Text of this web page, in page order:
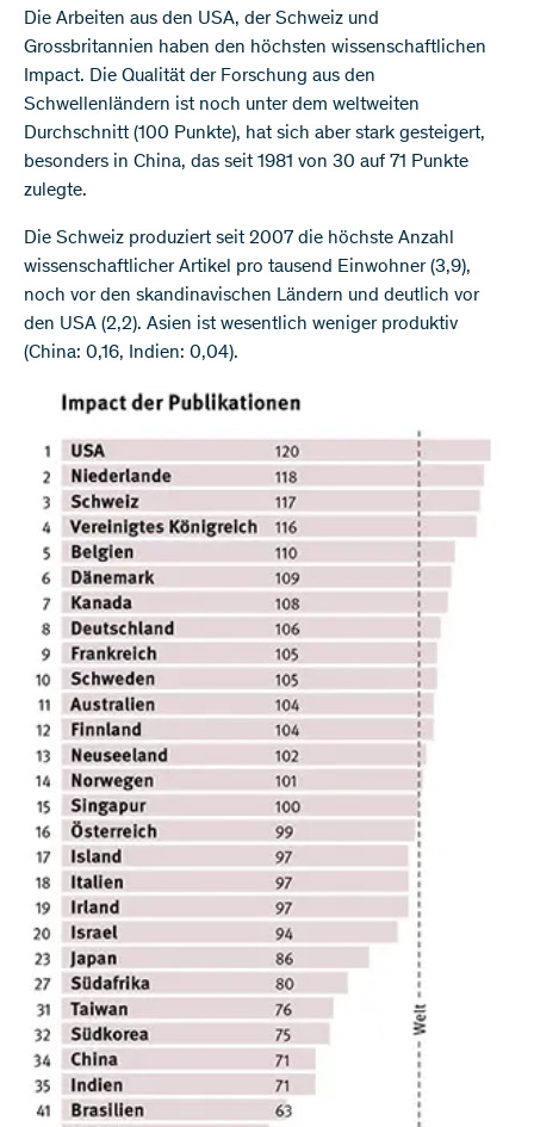
Die Arbeiten aus den USA, der Schweiz und
Grossbritannien haben den höchsten wissenschaftlichen
Impact. Die Qualität der Forschung aus den
Schwellenländern ist noch unter dem weltweiten
Durchschnitt (100 Punkte), hat sich aber stark gesteigert,
besonders in China, das seit 1981 von 30 auf 71 Punkte
zulegte.
Die Schweiz produziert seit 2007 die höchste Anzahl
wissenschaftlicher Artikel pro tausend Einwohner (3,9),
noch vor den skandinavischen Ländern und deutlich vor
den USA (2,2). Asien ist wesentlich weniger produktiv
(China: 0,16, Indien: 0,04).